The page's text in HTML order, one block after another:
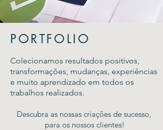
PORTFOLIO
Colecionamos resultados positivos,
transformações, mudanças, experiências
e muito aprendizado em todos os
trabalhos realizados.
Descubra as nossas criações de sucesso,
para os nossos clientes!